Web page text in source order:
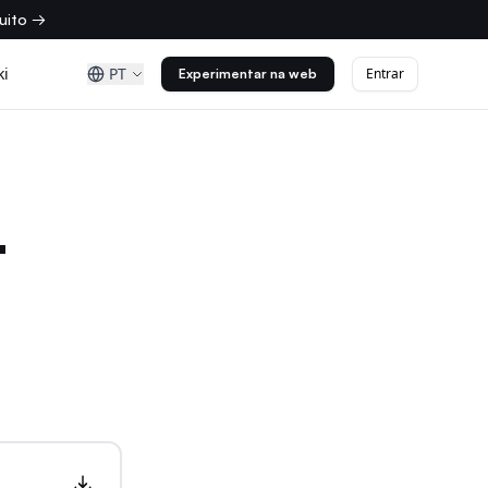
→
PT Experimentar na web Entrar